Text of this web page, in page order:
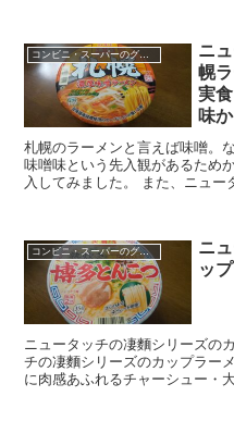
コンビニ・スーパーのグルメ
ニ
幌
実
味
札幌のラーメンと言えば味噌。
味噌味という先入観があるため
入してみました。 また、ニュー
コンビニ・スーパーのグルメ
ニ
ッ
ニュータッチの凄麵シリーズの
チの凄麵シリーズのカップラー
に肉感あふれるチャーシュー・大ぶ